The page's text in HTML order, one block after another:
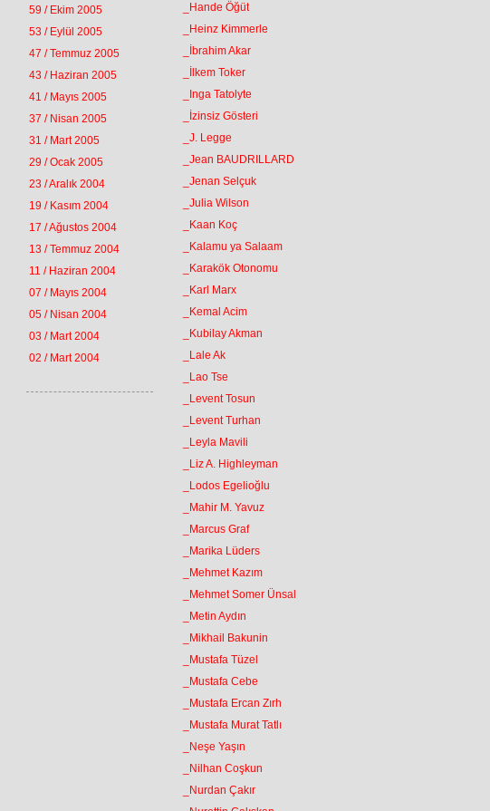
59 / Ekim 2005
53 / Eylül 2005
47 / Temmuz 2005
43 / Haziran 2005
41 / Mayıs 2005
37 / Nisan 2005
31 / Mart 2005
29 / Ocak 2005
23 / Aralık 2004
19 / Kasım 2004
17 / Ağustos 2004
13 / Temmuz 2004
11 / Haziran 2004
07 / Mayıs 2004
05 / Nisan 2004
03 / Mart 2004
02 / Mart 2004
_Hande Öğüt
_Heinz Kimmerle
_İbrahim Akar
_İlkem Toker
_Inga Tatolyte
_İzinsiz Gösteri
_J. Legge
_Jean BAUDRILLARD
_Jenan Selçuk
_Julia Wilson
_Kaan Koç
_Kalamu ya Salaam
_Karakök Otonomu
_Karl Marx
_Kemal Acim
_Kubilay Akman
_Lale Ak
_Lao Tse
_Levent Tosun
_Levent Turhan
_Leyla Mavili
_Liz A. Highleyman
_Lodos Egelioğlu
_Mahir M. Yavuz
_Marcus Graf
_Marika Lüders
_Mehmet Kazım
_Mehmet Somer Ünsal
_Metin Aydın
_Mikhail Bakunin
_Mustafa Tüzel
_Mustafa Cebe
_Mustafa Ercan Zırh
_Mustafa Murat Tatlı
_Neşe Yaşın
_Nilhan Coşkun
_Nurdan Çakır